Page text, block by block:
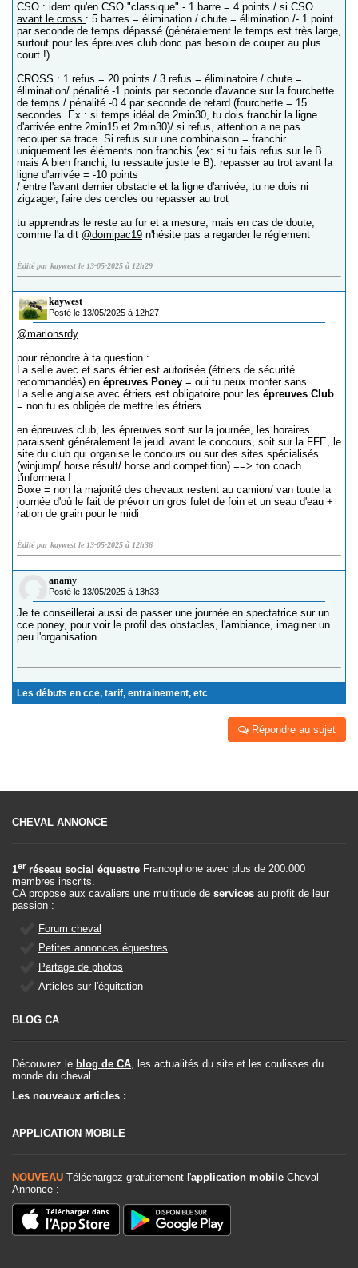
CSO : idem qu'en CSO "classique" - 1 barre = 4 points / si CSO
avant le cross : 5 barres = élimination / chute = élimination /- 1 point
par seconde de temps dépassé (généralement le temps est très large,
surtout pour les épreuves club donc pas besoin de couper au plus
court !)
CROSS : 1 refus = 20 points / 3 refus = éliminatoire / chute =
élimination/ pénalité -1 points par seconde d'avance sur la fourchette
de temps / pénalité -0.4 par seconde de retard (fourchette = 15
secondes. Ex : si temps idéal de 2min30, tu dois franchir la ligne
d'arrivée entre 2min15 et 2min30)/ si refus, attention a ne pas
recouper sa trace. Si refus sur une combinaison = franchir
uniquement les éléments non franchis (ex: si tu fais refus sur le B
mais A bien franchi, tu ressaute juste le B). repasser au trot avant la
ligne d'arrivée = -10 points
/ entre l'avant dernier obstacle et la ligne d'arrivée, tu ne dois ni
zigzager, faire des cercles ou repasser au trot
tu apprendras le reste au fur et a mesure, mais en cas de doute,
comme l'a dit @domipac19 n'hésite pas a regarder le réglement
Édité par kaywest le 13-05-2025 à 12h29
kaywest
Posté le 13/05/2025 à 12h27
@marionsrdy
pour répondre à ta question :
La selle avec et sans étrier est autorisée (étriers de sécurité
recommandés) en épreuves Poney = oui tu peux monter sans
La selle anglaise avec étriers est obligatoire pour les épreuves Club
= non tu es obligée de mettre les étriers
en épreuves club, les épreuves sont sur la journée, les horaires
paraissent généralement le jeudi avant le concours, soit sur la FFE, le
site du club qui organise le concours ou sur des sites spécialisés
(winjump/ horse résult/ horse and competition) ==> ton coach
t'informera !
Boxe = non la majorité des chevaux restent au camion/ van toute la
journée d'où le fait de prévoir un gros fulet de foin et un seau d'eau +
ration de grain pour le midi
Édité par kaywest le 13-05-2025 à 12h36
anamy
Posté le 13/05/2025 à 13h33
Je te conseillerai aussi de passer une journée en spectatrice sur un
cce poney, pour voir le profil des obstacles, l'ambiance, imaginer un
peu l'organisation...
Les débuts en cce, tarif, entrainement, etc
Répondre au sujet
CHEVAL ANNONCE
1er réseau social équestre Francophone avec plus de 200.000
membres inscrits.
CA propose aux cavaliers une multitude de services au profit de leur
passion :
Forum cheval
Petites annonces équestres
Partage de photos
Articles sur l'équitation
BLOG CA
Découvrez le blog de CA , les actualités du site et les coulisses du
monde du cheval.
Les nouveaux articles :
APPLICATION MOBILE
NOUVEAU Téléchargez gratuitement l'application mobile Cheval
Annonce :